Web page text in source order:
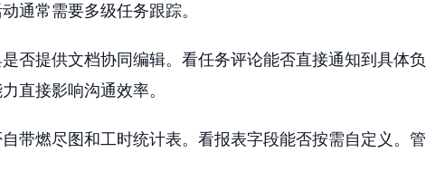
通常需要多级任务跟踪。
否提供文档协同编辑。看任务评论能否直接通知到具体负
直接影响沟通效率。
带燃尽图和工时统计表。看报表字段能否按需自定义。管